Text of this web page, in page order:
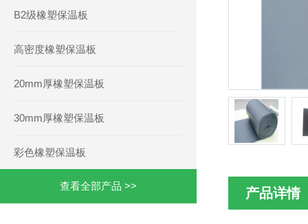
B2级橡塑保温板
高密度橡塑保温板
20mm厚橡塑保温板
30mm厚橡塑保温板
彩色橡塑保温板
查看全部产品 >> 产品详情